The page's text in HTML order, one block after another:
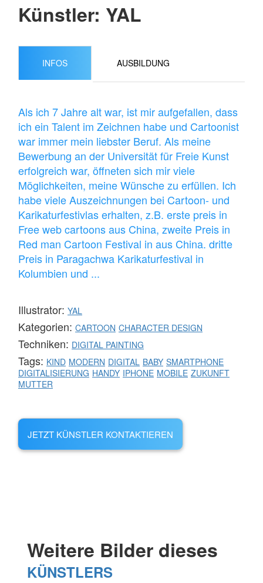
Künstler: YAL
INFOS AUSBILDUNG
Als ich 7 Jahre alt war, ist mir aufgefallen, dass
ich ein Talent im Zeichnen habe und Cartoonist
war immer mein liebster Beruf. Als meine
Bewerbung an der Universität für Freie Kunst
erfolgreich war, öffneten sich mir viele
Möglichkeiten, meine Wünsche zu erfüllen. Ich
habe viele Auszeichnungen bei Cartoon- und
Karikaturfestivlas erhalten, z.B. erste preis in
Free web cartoons aus China, zweite Preis in
Red man Cartoon Festival in aus China. dritte
Preis in Paragachwa Karikaturfestival in
Kolumbien und ...
Illustrator: YAL
Kategorien: CARTOON CHARACTER DESIGN
Techniken: DIGITAL PAINTING
Tags: KIND MODERN DIGITAL BABY SMARTPHONE
DIGITALISIERUNG HANDY IPHONE MOBILE ZUKUNFT
MUTTER
JETZT KÜNSTLER KONTAKTIEREN
Weitere Bilder dieses
KÜNSTLERS